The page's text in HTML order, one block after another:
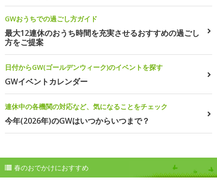
GWおうちでの過ごし方ガイド
最大12連休のおうち時間を充実させるおすすめの過ごし
方をご提案
日付からGW(ゴールデンウィーク)のイベントを探す
GWイベントカレンダー
連休中の各機関の対応など、気になることをチェック
今年(2026年)のGWはいつからいつまで？
春のおでかけにおすすめ